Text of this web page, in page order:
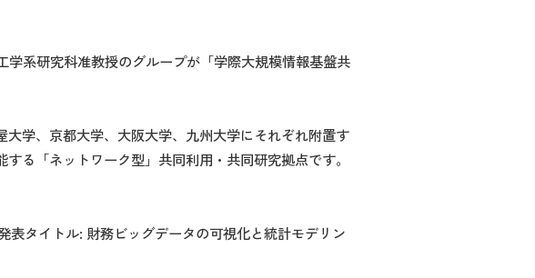
系研究科准教授のグループが「学際大規模情報基盤共
学、京都大学、大阪大学、九州大学にそれぞれ附置す
る「ネットワーク型」共同利用・共同研究拠点です。
表タイトル: 財務ビッグデータの可視化と統計モデリン